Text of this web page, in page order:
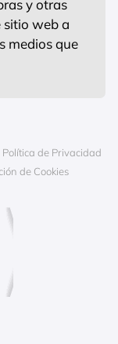
y otras
sitio web a
medios que
Política de Privacidad
de Cookies